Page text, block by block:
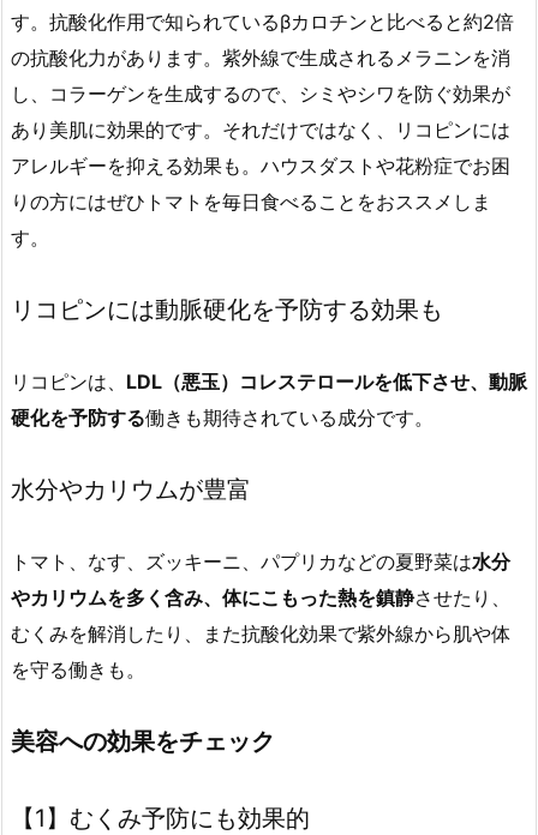
す。抗酸化作用で知られているβカロチンと比べると約2倍
の抗酸化力があります。紫外線で生成されるメラニンを消
し、コラーゲンを生成するので、シミやシワを防ぐ効果が
あり美肌に効果的です。それだけではなく、リコピンには
アレルギーを抑える効果も。ハウスダストや花粉症でお困
りの方にはぜひトマトを毎日食べることをおススメしま
す。
リコピンには動脈硬化を予防する効果も
リコピンは、 LDL（悪玉）コレステロールを低下させ、動脈
硬化を予防する働きも期待されている成分です。
水分やカリウムが豊富
トマト、なす、ズッキーニ、パプリカなどの夏野菜は水分
やカリウムを多く含み、体にこもった熱を鎮静させたり、
むくみを解消したり、また抗酸化効果で紫外線から肌や体
を守る働きも。
美容への効果をチェック
【1】むくみ予防にも効果的